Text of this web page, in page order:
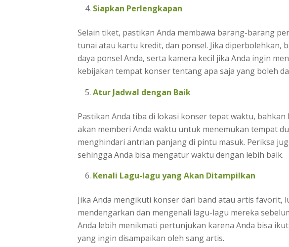
Siapkan Perlengkapan
Selain tiket, pastikan Anda membawa barang-barang
tunai atau kartu kredit, dan ponsel. Jika diperbolehkan,
daya ponsel Anda, serta kamera kecil jika Anda ingin
kebijakan tempat konser tentang apa saja yang boleh
Atur Jadwal dengan Baik
Pastikan Anda tiba di lokasi konser tepat waktu,
akan memberi Anda waktu untuk menemukan tempat
menghindari antrian panjang di pintu masuk. Periksa
sehingga Anda bisa mengatur waktu dengan lebih baik.
Kenali Lagu-lagu yang Akan Ditampilkan
Jika Anda mengikuti konser dari band atau artis favorit,
mendengarkan dan mengenali lagu-lagu mereka
Anda lebih menikmati pertunjukan karena Anda bisa
yang ingin disampaikan oleh sang artis.